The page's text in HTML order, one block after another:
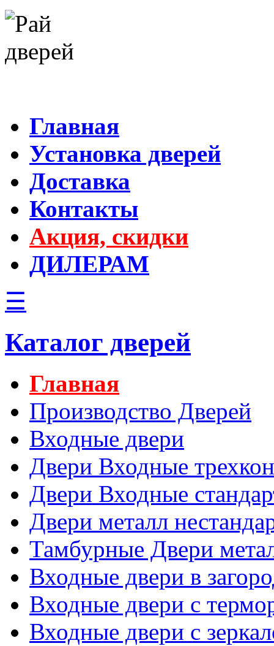
Главная
Установка дверей
Доставка
Контакты
Акция, скидки
ДИЛЕРАМ
☰
Каталог дверей
Главная
Производство Дверей
Входные двери
Двери Входные
Двери Входные
Двери металл
Тамбурные Двери
Входные двери в
Входные двери с
Входные двери с